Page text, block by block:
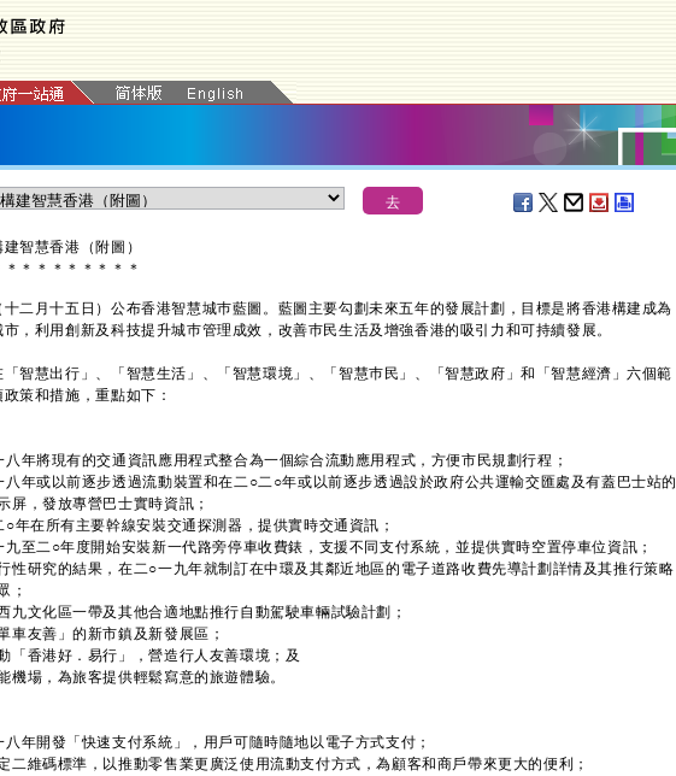
智慧香港（附圖）
＊ ＊ ＊ ＊ ＊ ＊ ＊ ＊ ＊
月十五日）公布香港智慧城巿藍圖。藍圖主要勾劃未來五年的發展計劃，目標是將香港構建成為
，利用創新及科技提升城巿管理成效，改善巿民生活及增強香港的吸引力和可持續發展。
慧出行」、「智慧生活」、「智慧環境」、「智慧巿民」、「智慧政府」和「智慧經濟」六個範
策和措施，重點如下：
八年將現有的交通資訊應用程式整合為一個綜合流動應用程式，方便市民規劃行程；
八年或以前逐步透過流動裝置和在二○二○年或以前逐步透過設於政府公共運輸交匯處及有蓋巴士站的
屏，發放專營巴士實時資訊；
○年在所有主要幹線安裝交通探測器，提供實時交通資訊；
九至二○年度開始安裝新一代路旁停車收費錶，支援不同支付系統，並提供實時空置停車位資訊；
性研究的結果，在二○一九年就制訂在中環及其鄰近地區的電子道路收費先導計劃詳情及其推行策略
；
九文化區一帶及其他合適地點推行自動駕駛車輛試驗計劃；
車友善」的新市鎮及新發展區；
「香港好．易行」，營造行人友善環境；及
機場，為旅客提供輕鬆寫意的旅遊體驗。
八年開發「快速支付系統」，用戶可隨時隨地以電子方式支付；
二維碼標準，以推動零售業更廣泛使用流動支付方式，為顧客和商戶帶來更大的便利；